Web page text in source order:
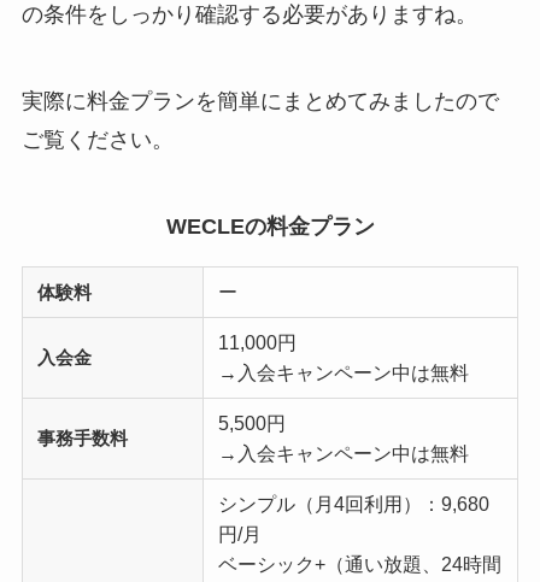
の条件をしっかり確認する必要がありますね。
実際に料金プランを簡単にまとめてみましたので
ご覧ください。
WECLEの料金プラン
体験料 ー
入会金
11,000円
→入会キャンペーン中は無料
事務手数料
5,500円
→入会キャンペーン中は無料
シンプル（月4回利用）：9,680
円/月
ベーシック+（通い放題、24時間